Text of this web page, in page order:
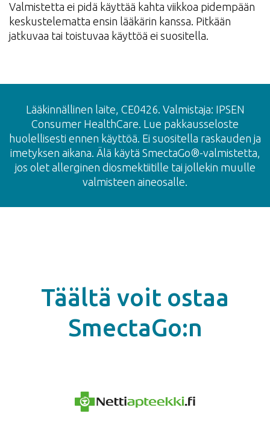
Valmistetta ei pidä käyttää kahta viikkoa pidempään
keskustelematta ensin lääkärin kanssa. Pitkään
jatkuvaa tai toistuvaa käyttöä ei suositella.
Lääkinnällinen laite, CE0426. Valmistaja: IPSEN
Consumer HealthCare. Lue pakkausseloste
huolellisesti ennen käyttöä. Ei suositella raskauden ja
imetyksen aikana. Älä käytä SmectaGo®-valmistetta,
jos olet allerginen diosmektiitille tai jollekin muulle
valmisteen aineosalle.
Täältä voit ostaa
SmectaGo:n